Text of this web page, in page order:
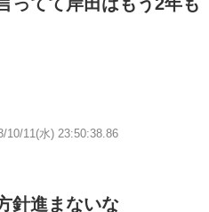
10/11(水) 23:50:38.86
針進まないな